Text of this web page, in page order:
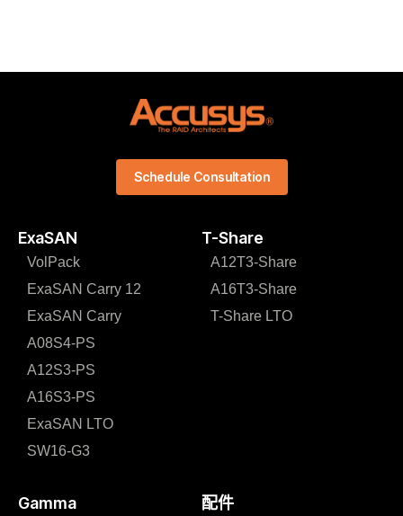
ExaSAN T-Share
VolPack
ExaSAN Carry 12
ExaSAN Carry
A08S4-PS
A12S3-PS
A16S3-PS
ExaSAN LTO
SW16-G3
A12T3-Share
A16T3-Share
T-Share LTO
Gamma 配件
Schedule Consultation